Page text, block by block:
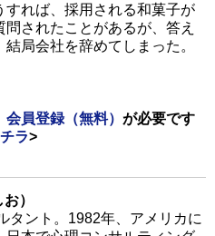
れば、採用される和菓子が
されたことがあるが、答え
局会社を辞めてしまった。
会員登録（無料） が必要です
ラ>
）
タント。1982年、アメリカに